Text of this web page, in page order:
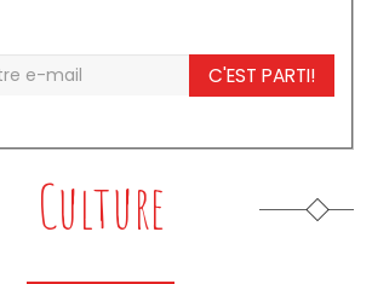
C'EST PARTI!
Culture